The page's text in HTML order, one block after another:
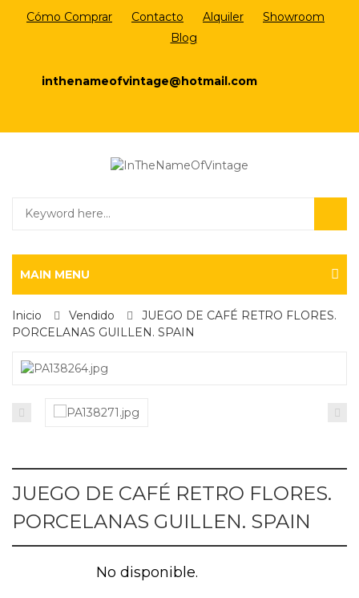
Cómo Comprar Contacto Alquiler
Showroom
Blog
inthenameofvintage@hotmail.com
MAIN MENU
Inicio Vendido
JUEGO DE CAFÉ RETRO FLORES.
PORCELANAS GUILLEN. SPAIN
JUEGO DE CAFÉ RETRO FLORES.
PORCELANAS GUILLEN. SPAIN
No disponible.